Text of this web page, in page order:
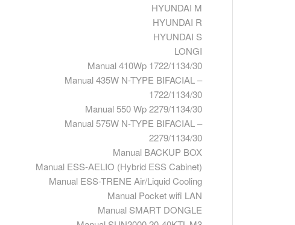
HYUNDAI M
HYUNDAI R
HYUNDAI S
LONGI
Manual 410Wp 1722/1134/30
Manual 435W N-TYPE BIFACIAL –
1722/1134/30
Manual 550 Wp 2279/1134/30
Manual 575W N-TYPE BIFACIAL –
2279/1134/30
Manual BACKUP BOX
Manual ESS-AELIO (Hybrid ESS Cabinet)
Manual ESS-TRENE Air/Liquid Cooling
Manual Pocket wifi LAN
Manual SMART DONGLE